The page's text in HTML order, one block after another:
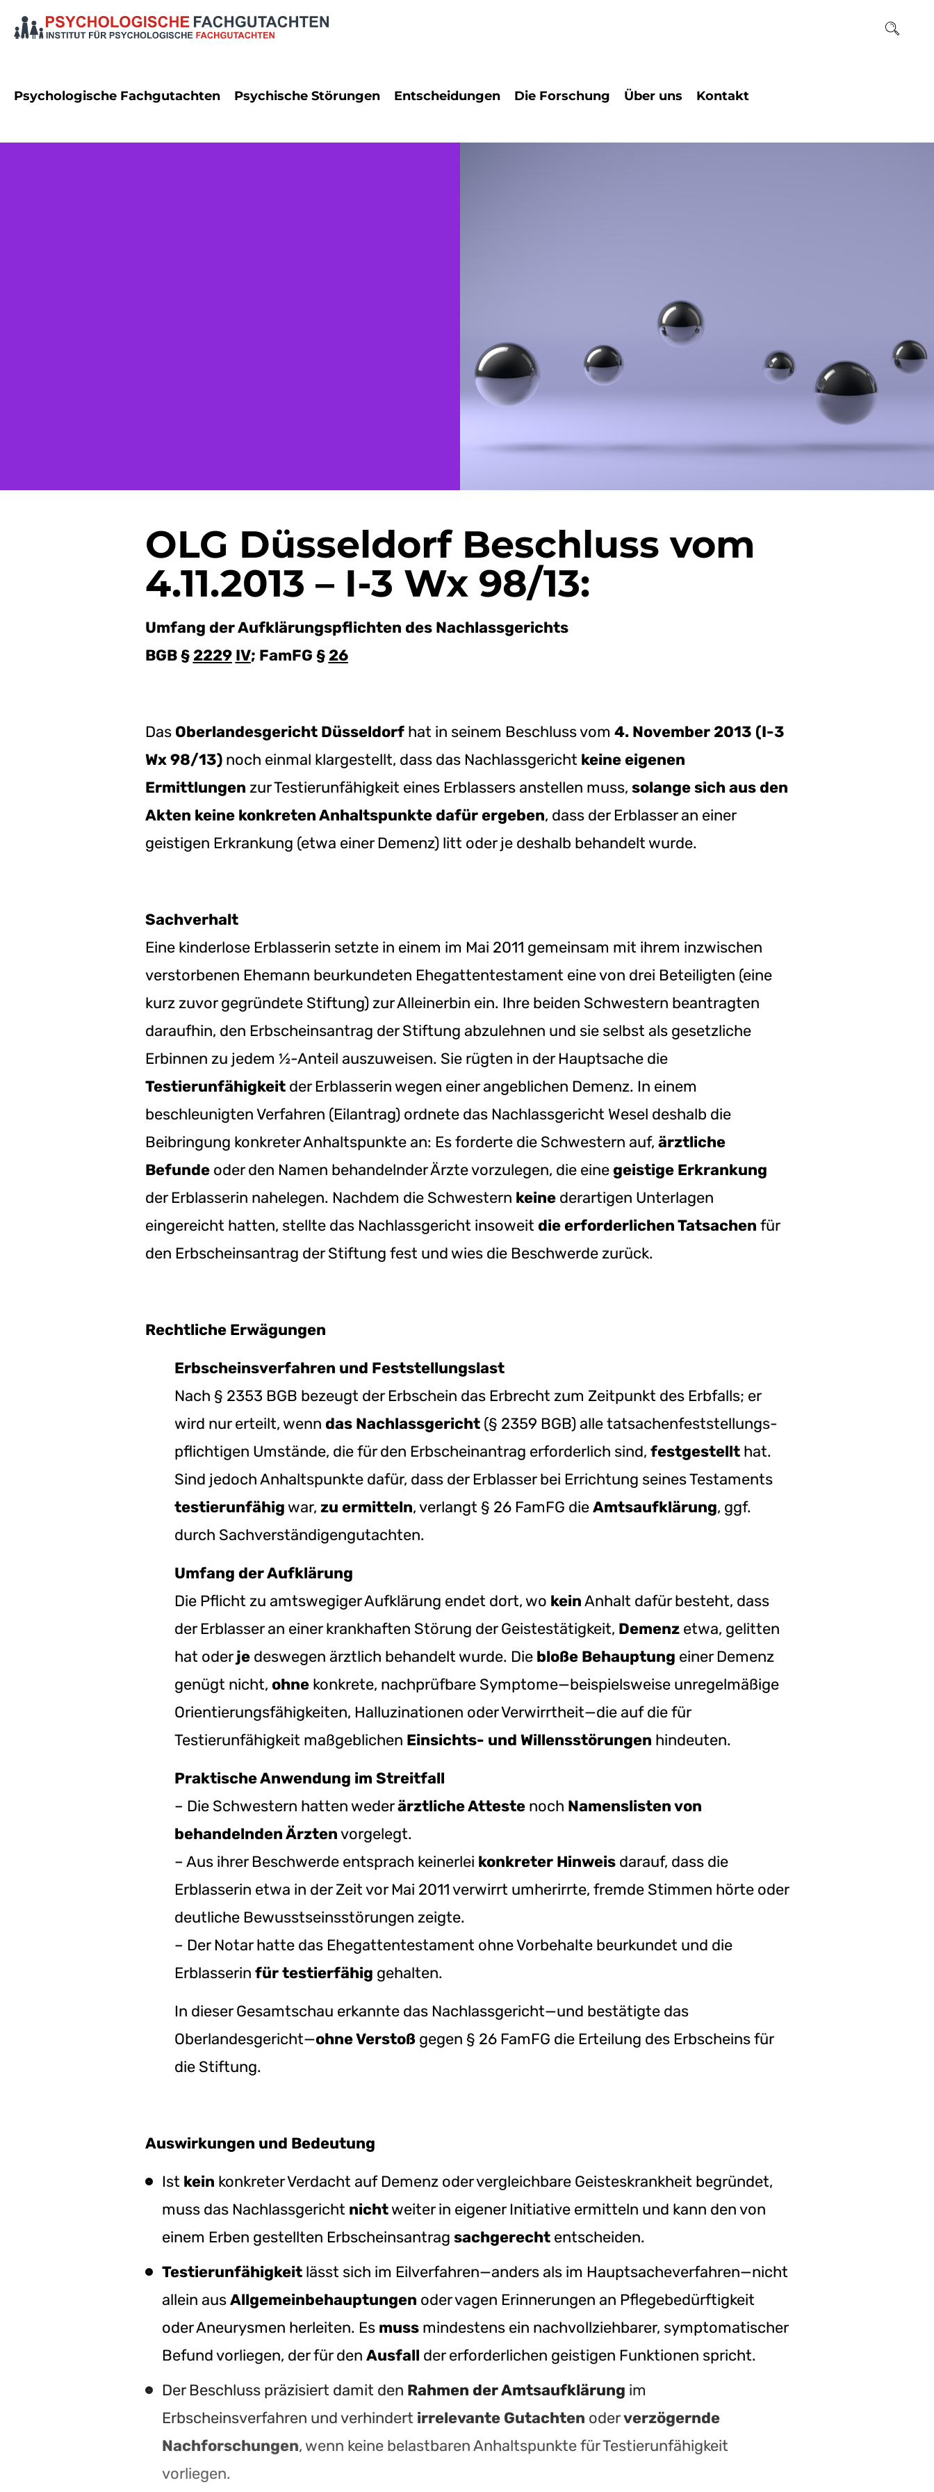
Psychologische Fachgutachten Psychische Störungen Entscheidungen
Versicherungsrecht
Die Forschung Über uns
Historie des
Rheinauhafens
Kontakt
Kontaktformular
OLG Düsseldorf Beschluss vom
4.11.2013 – I-3 Wx 98/13:
Umfang der Aufklärungspflichten des Nachlassgerichts
BGB §2229 IV; FamFG §26
Das Oberlandesgericht Düsseldorfhat in seinem Beschluss vom 4. November 2013 (I-3
Wx 98/13)noch einmal klargestellt, dass das Nachlassgericht keine eigenen
Ermittlungen zur Testierunfähigkeit eines Erblassers anstellen muss, solange sich aus den
Akten keine konkreten Anhaltspunkte dafür ergeben, dass der Erblasser an einer
geistigen Erkrankung (etwa einer Demenz) litt oder je deshalb behandelt wurde.
Sachverhalt
Eine kinderlose Erblasserin setzte in einem im Mai 2011 gemeinsam mit ihrem inzwischen
verstorbenen Ehemann beurkundeten Ehegattentestament eine von drei Beteiligten (eine
kurz zuvor gegründete Stiftung) zur Alleinerbin ein. Ihre beiden Schwestern beantragten
daraufhin, den Erbscheinsantrag der Stiftung abzulehnen und sie selbst als gesetzliche
Erbinnen zu jedem ½-Anteil auszuweisen. Sie rügten in der Hauptsache die
Testierunfähigkeitder Erblasserin wegen einer angeblichen Demenz. In einem
beschleunigten Verfahren (Eilantrag) ordnete das Nachlassgericht Wesel deshalb die
Beibringung konkreter Anhaltspunkte an: Es forderte die Schwestern auf, ärztliche
Befundeoder den Namen behandelnder Ärzte vorzulegen, die einegeistige Erkrankung
der Erblasserin nahelegen. Nachdem die Schwestern keinederartigen Unterlagen
eingereicht hatten, stellte das Nachlassgericht insoweit die erforderlichen Tatsachen für
den Erbscheinsantrag der Stiftung fest und wies die Beschwerde zurück.
Rechtliche Erwägungen
Erbscheinsverfahren und Feststellungslast
Nach § 2353 BGB bezeugt der Erbschein das Erbrecht zum Zeitpunkt des Erbfalls; er
wird nur erteilt, wenn das Nachlassgericht(§ 2359 BGB) alle tatsachenfeststellungs-
pflichtigen Umstände, die für den Erbscheinantrag erforderlich sind, festgestellthat.
Sind jedoch Anhaltspunkte dafür, dass der Erblasser bei Errichtung seines Testaments
testierunfähig war, zu ermitteln, verlangt § 26 FamFG dieAmtsaufklärung, ggf.
durch Sachverständigengutachten.
Umfang der Aufklärung
Die Pflicht zu amtswegiger Aufklärung endet dort, wo keinAnhalt dafür besteht, dass
der Erblasser an einer krankhaften Störung der Geistestätigkeit, Demenzetwa, gelitten
hat oderjedeswegen ärztlich behandelt wurde. Die bloße Behauptung einer Demenz
genügt nicht, ohnekonkrete, nachprüfbare Symptome—beispielsweise unregelmäßige
Orientierungsfähigkeiten, Halluzinationen oder Verwirrtheit—die auf die für
Testierunfähigkeit maßgeblichen Einsichts- und Willensstörungen hindeuten.
Praktische Anwendung im Streitfall
– Die Schwestern hatten wederärztliche Attestenoch Namenslisten von
behandelnden Ärztenvorgelegt.
– Aus ihrer Beschwerde entsprach keinerlei konkreter Hinweisdarauf, dass die
Erblasserin etwa in der Zeit vor Mai 2011 verwirrt umherirrte, fremde Stimmen hörte oder
deutliche Bewusstseinsstörungen zeigte.
– Der Notar hatte das Ehegattentestament ohne Vorbehalte beurkundet und die
Erblasserin für testierfähig gehalten.
In dieser Gesamtschau erkannte das Nachlassgericht—und bestätigte das
Oberlandesgericht—ohne Verstoßgegen § 26 FamFG die Erteilung des Erbscheins für
die Stiftung.
Auswirkungen und Bedeutung
Ist kein konkreter Verdacht auf Demenz oder vergleichbare Geisteskrankheit begründet,
muss das Nachlassgericht nichtweiter in eigener Initiative ermitteln und kann den von
einem Erben gestellten Erbscheinsantrag sachgerechtentscheiden.
Testierunfähigkeitlässt sich im Eilverfahren—anders als im Hauptsacheverfahren—nicht
allein ausAllgemeinbehauptungen oder vagen Erinnerungen an Pflegebedürftigkeit
oder Aneurysmen herleiten. Es mussmindestens ein nachvollziehbarer, symptomatischer
Befund vorliegen, der für den Ausfall der erforderlichen geistigen Funktionen spricht.
Der Beschluss präzisiert damit den Rahmen der Amtsaufklärung im
Erbscheinsverfahren und verhindert irrelevante Gutachten oderverzögernde
Nachforschungen, wenn keine belastbaren Anhaltspunkte für Testierunfähigkeit
vorliegen.